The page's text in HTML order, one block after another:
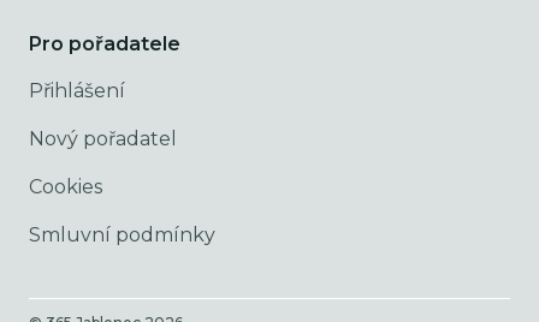
Pro pořadatele
Přihlášení
Nový pořadatel
Cookies
Smluvní podmínky